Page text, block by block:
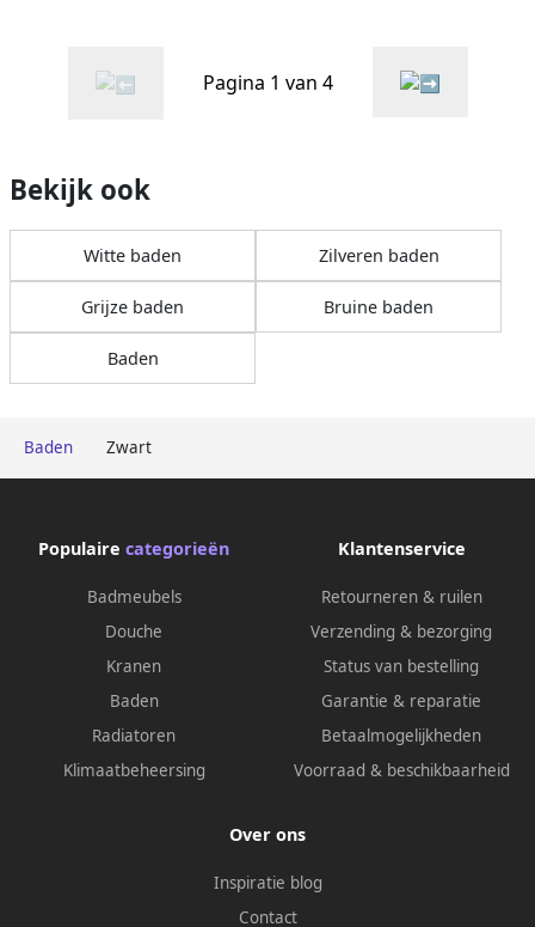
Baden Zwart
Pagina 1 van 4
Bekijk ook
Witte baden Zilveren baden
Grijze baden Bruine baden
Baden
Populaire categorieën
Badmeubels
Douche
Kranen
Baden
Radiatoren
Klimaatbeheersing
Klantenservice
Retourneren & ruilen
Verzending & bezorging
Status van bestelling
Garantie & reparatie
Betaalmogelijkheden
Voorraad & beschikbaarheid
Over ons
Inspiratie blog
Contact